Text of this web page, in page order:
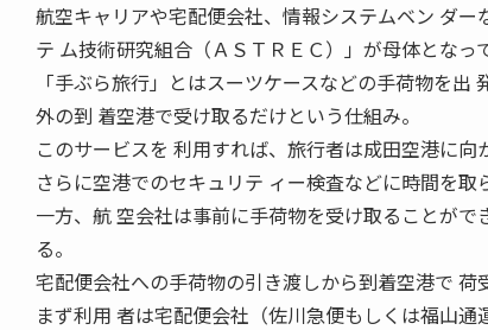
航空キャリアや宅配便会社、情報システムベン ダ
テ ム技術研究組合（ＡＳＴＲＥＣ）」が母体となっ
「手ぶら旅行」とはスーツケースなどの手荷物を
外の到 着空港で受け取るだけという仕組み。
このサービスを 利用すれば、旅行者は成田空港に向
さらに空港でのセキュリテ ィー検査などに時間を取
一方、航 空会社は事前に手荷物を受け取ることが
る。
宅配便会社への手荷物の引き渡しから到着空港で 荷
まず利用 者は宅配便会社（佐川急便もしくは福山